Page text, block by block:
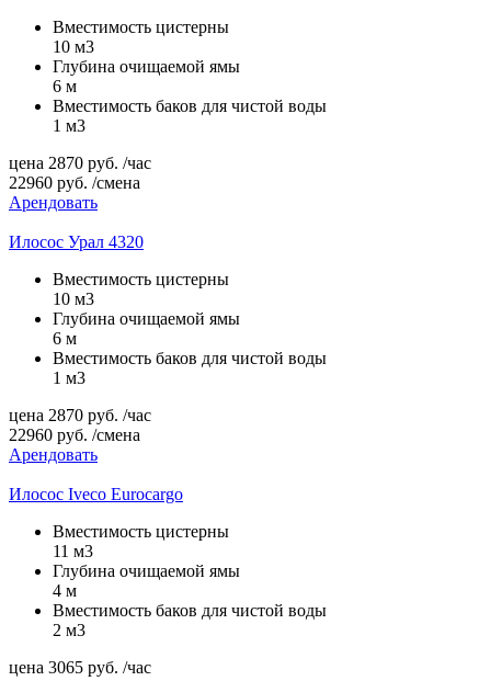
Вместимость цистерны
10 м3
Глубина очищаемой ямы
6 м
Вместимость баков для чистой воды
1 м3
цена 2870 руб. /час
22960 руб. /смена
Арендовать
Илосос Урал 4320
Вместимость цистерны
10 м3
Глубина очищаемой ямы
6 м
Вместимость баков для чистой воды
1 м3
цена 2870 руб. /час
22960 руб. /смена
Арендовать
Илосос Iveco Eurocargo
Вместимость цистерны
11 м3
Глубина очищаемой ямы
4 м
Вместимость баков для чистой воды
2 м3
цена 3065 руб. /час